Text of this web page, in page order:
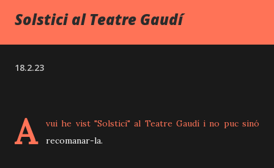
Solstici al Teatre Gaudí
18.2.23
A
vui he vist "Solstici" al Teatre Gaudí i no puc sinó
recomanar-la.